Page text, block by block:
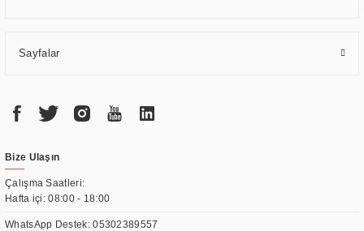
Sayfalar
Bize Ulaşın
Çalışma Saatleri:
Hafta içi: 08:00 - 18:00
WhatsApp Destek:05302389557